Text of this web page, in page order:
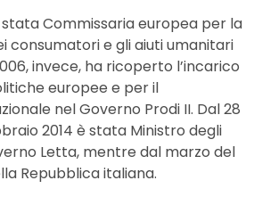
stata Commissaria europea per la
consumatori e gli aiuti umanitari
invece, ha ricoperto l’incarico
europee e per il
nel Governo Prodi II. Dal 28
2014 è stata Ministro degli
Letta, mentre dal marzo del
Repubblica italiana.